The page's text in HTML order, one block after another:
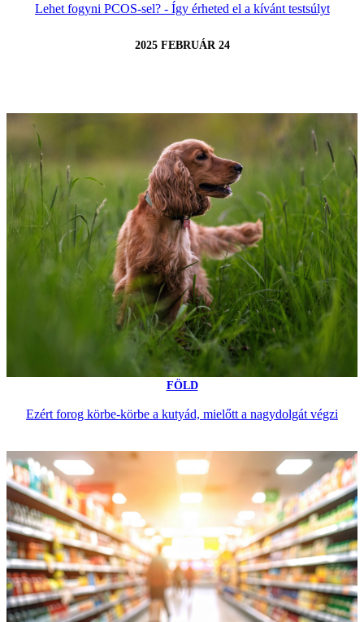
Lehet fogyni PCOS-sel? - Így érheted el a kívánt testsúlyt
2025 FEBRUÁR 24
FÖLD
Ezért forog körbe-körbe a kutyád, mielőtt a nagydolgát végzi